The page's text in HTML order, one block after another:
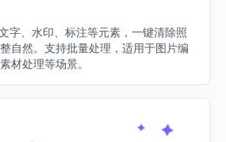
字、水印、标注等元素，一键清除照
自然。支持批量处理，适用于图片编
材处理等场景。